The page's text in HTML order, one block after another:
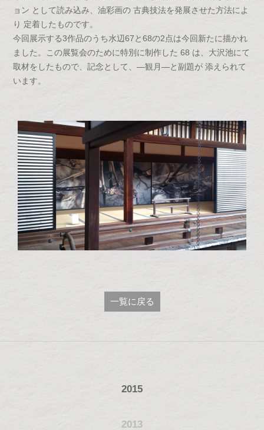
ョン として読み込み、油彩画の 古典技法を発展させた方法によ
り 定着したものです。
今回展示する3作品のうち水辺67と68の2点は今回新たに描かれ
ました。この展覧会のために特別に制作した 68 は、大沢池にて
取材をしたもので、記念として、―観月―と副題が 添えられて
います。
一覧に戻る
2015
2013